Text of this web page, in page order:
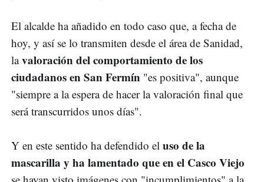
El alcalde ha añadido en todo caso que, a fecha de
hoy, y así se lo transmiten desde el área de Sanidad,
lavaloración del comportamiento de los
ciudadanos en San Fermín "es positiva", aunque
"siempre a la espera de hacer la valoración final que
será transcurridos unos días".
Y en este sentido ha defendido el uso de la
mascarilla y ha lamentado que en el Casco Viejo